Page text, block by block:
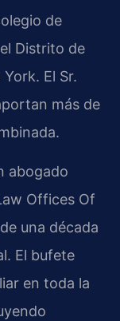
de
Distrito de
El Sr.
más de
abogado
Offices Of
una década
El bufete
en toda la